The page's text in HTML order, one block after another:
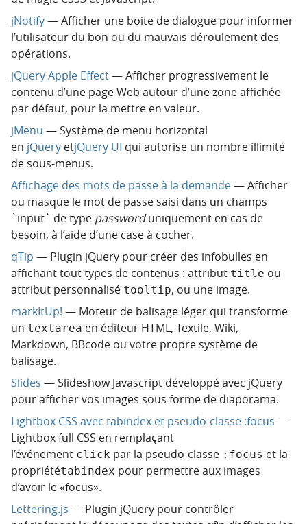
jNotify— Afficher une boite de dialogue pour informer
l’utilisateur du bon ou du mauvais déroulement des
opérations.
jQuery Apple Effect— Afficher progressivement le
contenu d’une page Web autour d’une zone affichée
par défaut, pour la mettre en valeur.
jMenu — Système de menu horizontal
en jQuery etjQuery UI qui autorise un nombre illimité
de sous-menus.
Affichage des mots de passe à la demande— Afficher
ou masque le mot de passe saisi dans un champs
`input` de type passworduniquement en cas de
besoin, à l’aide d’une case à cocher.
qTip — Plugin jQuery pour créer des infobulles en
affichant tout types de contenus : attribut title ou
attribut personnalisé tooltip, ou une image.
markItUp! — Moteur de balisage léger qui transforme
un textarea en éditeur HTML, Textile, Wiki,
Markdown, BBcode ou votre propre système de
balisage.
Slides — Slideshow Javascript développé avec jQuery
pour afficher vos images sous forme de diaporama.
Lightbox CSS avec tabindex et pseudo-classe :focus —
Lightbox full CSS en remplaçant
l’événement click par la pseudo-classe :focus et la
propriététabindex pour permettre aux images
d’avoir le «focus».
Lettering.js — Plugin jQuery pour contrôler